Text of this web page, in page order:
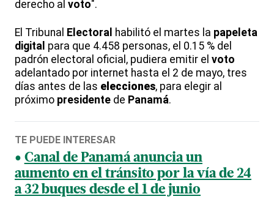
derecho al voto".
El Tribunal Electoral habilitó el martes la papeleta
digital para que 4.458 personas, el 0.15 % del
padrón electoral oficial, pudiera emitir el voto
adelantado por internet hasta el 2 de mayo, tres
días antes de las elecciones, para elegir al
próximo presidente de Panamá.
TE PUEDE INTERESAR
Canal de Panamá anuncia un
aumento en el tránsito por la vía de 24
a 32 buques desde el 1 de junio